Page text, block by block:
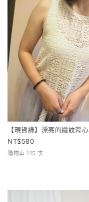
【現貨綠】漂亮的織紋背心
580
購物車 115 次